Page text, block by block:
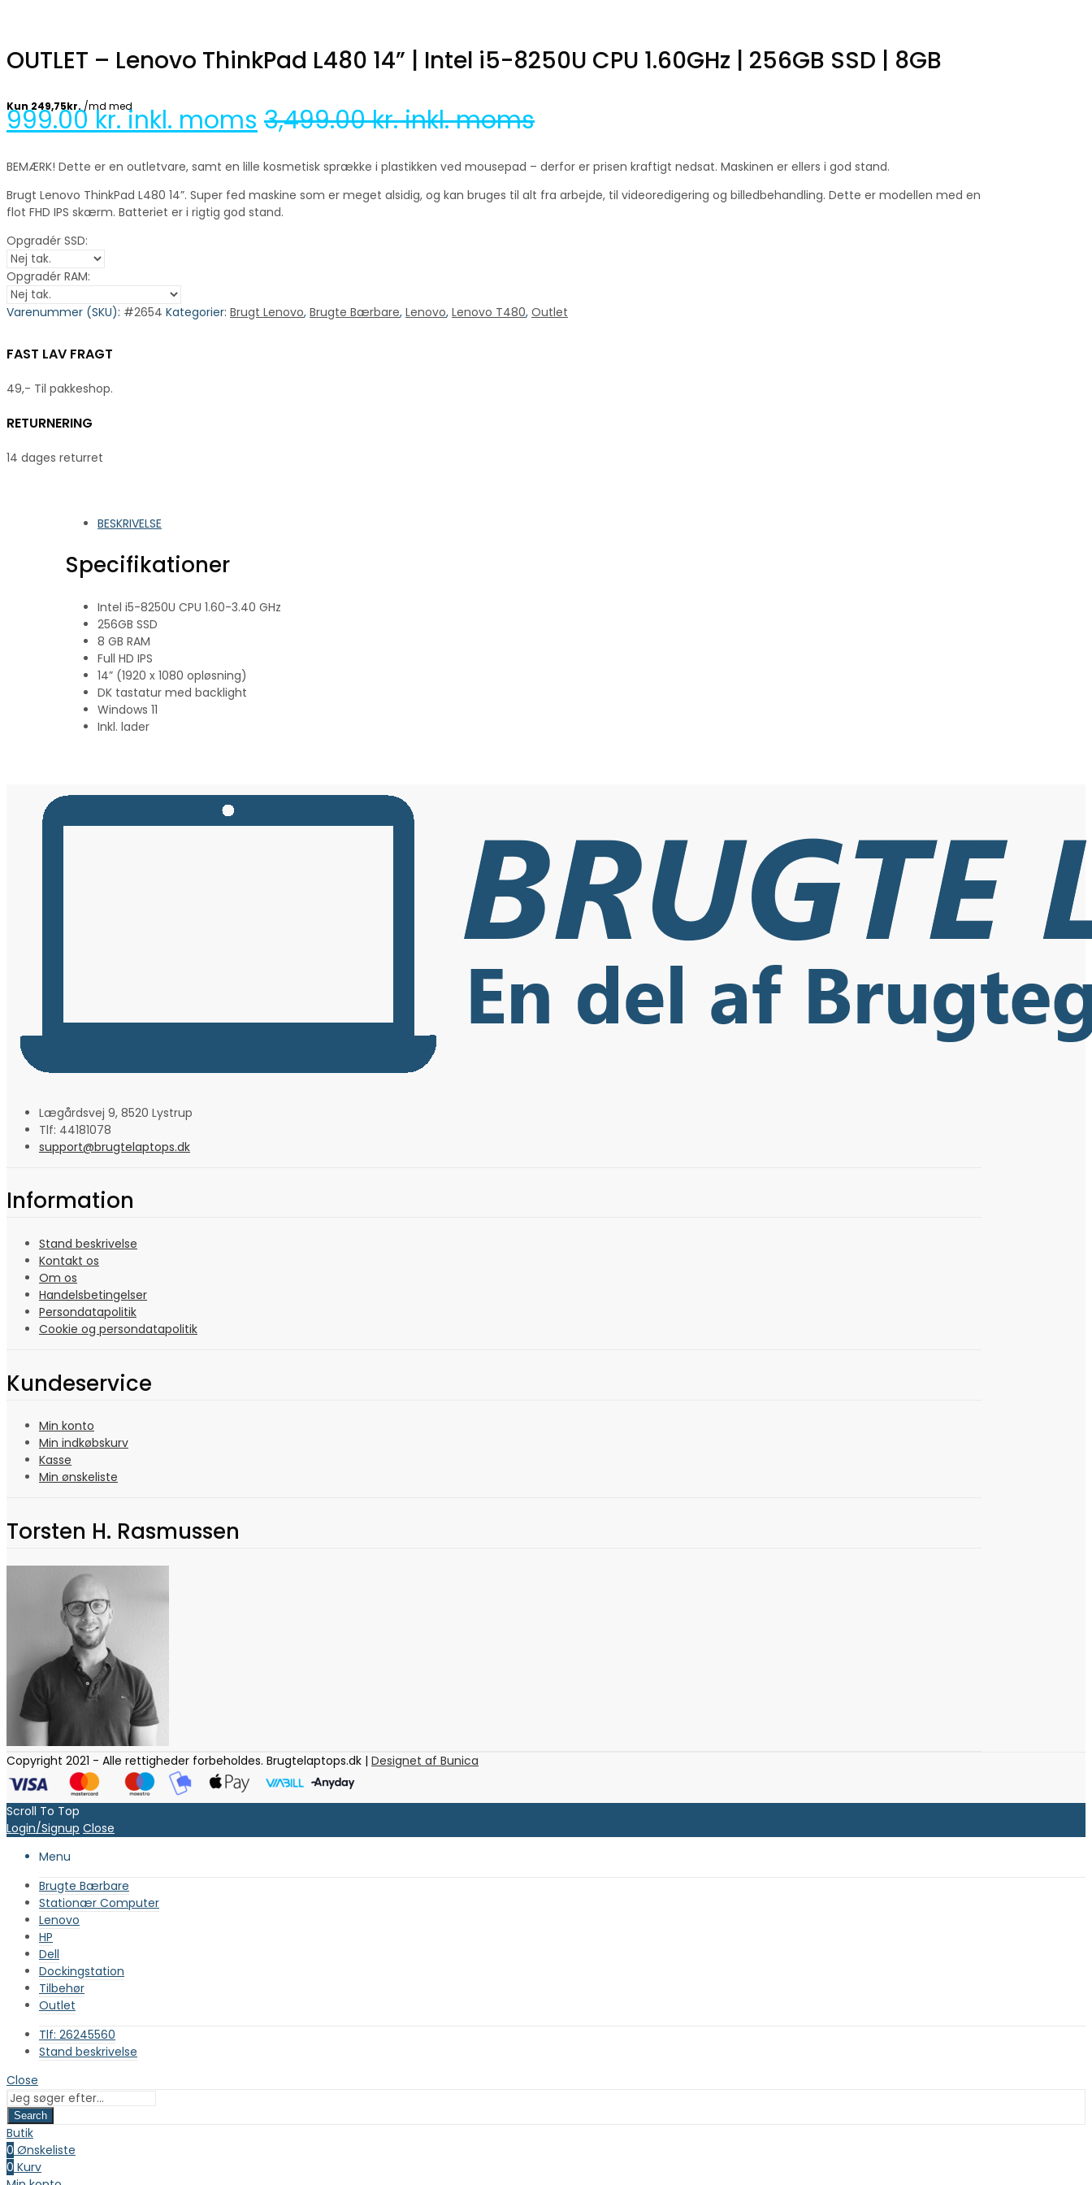
OUTLET – Lenovo ThinkPad L480 14” | Intel i5-8250U CPU 1.60GHz | 256GB SSD | 8GB
999.00kr. inkl. moms 3,499.00kr. inkl. moms
BEMÆRK! Dette er en outletvare, samt en lille kosmetisk sprække i plastikken ved mousepad – derfor er prisen kraftigt nedsat. Maskinen er ellers i god stand.
Brugt Lenovo ThinkPad L480 14”. Super fed maskine som er meget alsidig, og kan bruges til alt fra arbejde, til videoredigering og billedbehandling. Dette er modellen med en
flot FHD IPS skærm. Batteriet er i rigtig god stand.
Opgradér SSD:
Opgradér RAM:
Varenummer (SKU): #2654 Kategorier: Brugt Lenovo, Brugte Bærbare, Lenovo, Lenovo T480, Outlet
FAST LAV FRAGT
49,- Til pakkeshop.
RETURNERING
14 dages returret
BESKRIVELSE
Specifikationer
Intel i5-8250U CPU 1.60-3.40 GHz
256GB SSD
8 GB RAM
Full HD IPS
14” (1920 x 1080 opløsning)
DK tastatur med backlight
Windows 11
Inkl. lader
Lægårdsvej 9, 8520 Lystrup
Tlf: 44181078
support@brugtelaptops.dk
Information
Stand beskrivelse
Kontakt os
Om os
Handelsbetingelser
Persondatapolitik
Cookie og persondatapolitik
Kundeservice
Min konto
Min indkøbskurv
Kasse
Min ønskeliste
Torsten H. Rasmussen
Copyright 2021 - Alle rettigheder forbeholdes. Brugtelaptops.dk | Designet af Bunica
Scroll To Top
Login/Signup Close
Menu
Brugte Bærbare
Stationær Computer
Lenovo
HP
Dell
Dockingstation
Tilbehør
Outlet
Tlf: 26245560
Stand beskrivelse
Close
Search
Butik
0 Ønskeliste
0 Kurv